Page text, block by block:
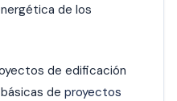
de los
de edificación
de proyectos